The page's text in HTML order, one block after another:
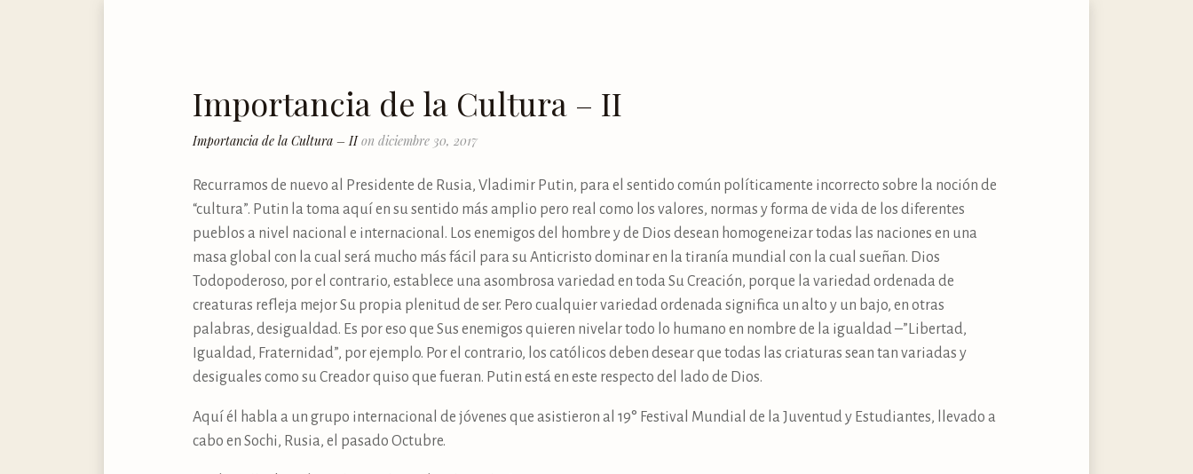
Importancia de la Cultura – II
Importancia de la Cultura – IIon diciembre 30, 2017
Recurramos de nuevo al Presidente de Rusia, Vladimir Putin, para el sentido común políticamente incorrecto sobre la noción de
“cultura”. Putin la toma aquí en su sentido más amplio pero real como los valores, normas y forma de vida de los diferentes
pueblos a nivel nacional e internacional. Los enemigos del hombre y de Dios desean homogeneizar todas las naciones en una
masa global con la cual será mucho más fácil para su Anticristo dominar en la tiranía mundial con la cual sueñan. Dios
Todopoderoso, por el contrario, establece una asombrosa variedad en toda Su Creación, porque la variedad ordenada de
creaturas refleja mejor Su propia plenitud de ser. Pero cualquier variedad ordenada significa un alto y un bajo, en otras
palabras, desigualdad. Es por eso que Sus enemigos quieren nivelar todo lo humano en nombre de la igualdad –”Libertad,
Igualdad, Fraternidad”, por ejemplo. Por el contrario, los católicos deben desear que todas las criaturas sean tan variadas y
desiguales como su Creador quiso que fueran. Putin está en este respecto del lado de Dios.
Aquí él habla a un grupo internacional de jóvenes que asistieron al 19° Festival Mundial de la Juventud y Estudiantes, llevado a
cabo en Sochi, Rusia, el pasado Octubre.